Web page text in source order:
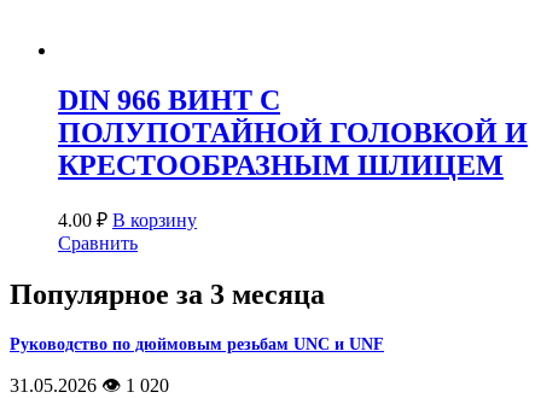
DIN 966 ВИНТ С
ПОЛУПОТАЙНОЙ ГОЛОВКОЙ И
КРЕСТООБРАЗНЫМ ШЛИЦЕМ
4.00 ₽ В корзину
Сравнить
Популярное за 3 месяца
Руководство по дюймовым резьбам UNC и UNF
31.05.2026 👁️ 1 020